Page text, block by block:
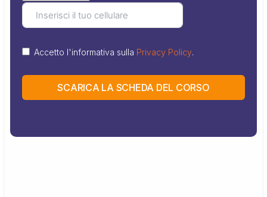
Accetto l'informativa sulla Privacy Policy.
SCARICA LA SCHEDA DEL CORSO